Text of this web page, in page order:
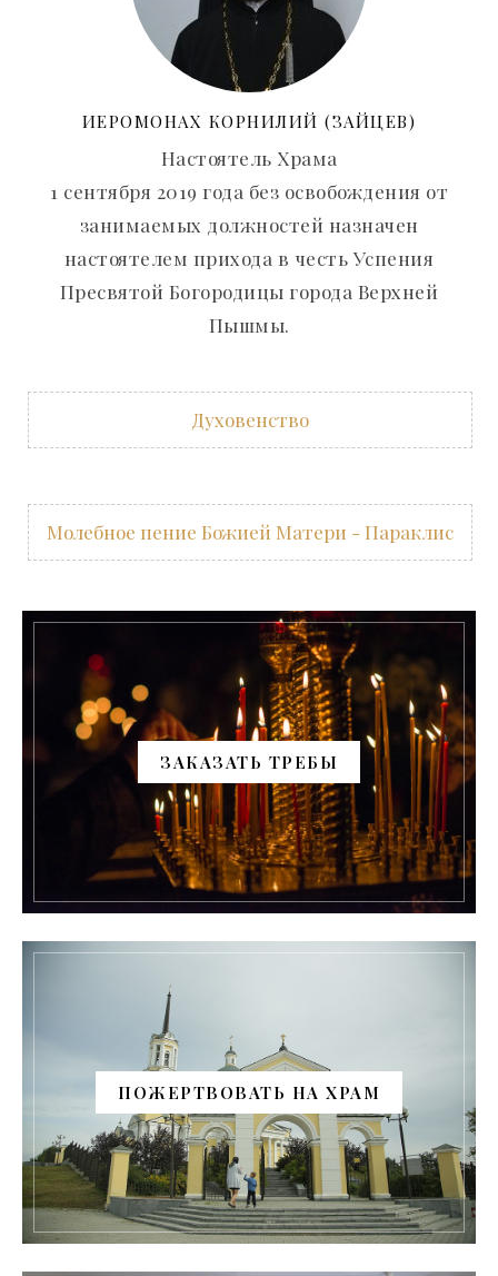
ИЕРОМОНАХ КОРНИЛИЙ (ЗАЙЦЕВ)
Настоятель Храма
1 сентября 2019 года без освобождения от
занимаемых должностей назначен
настоятелем прихода в честь Успения
Пресвятой Богородицы города Верхней
Пышмы.
Духовенство
Молебное пение Божией Матери - Параклис
ЗАКАЗАТЬ ТРЕБЫ
ПОЖЕРТВОВАТЬ НА ХРАМ